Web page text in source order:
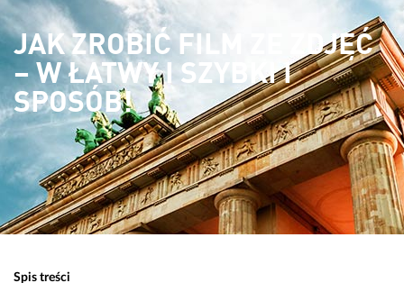
JAK ZROBIĆ FILM ZE ZDJĘĆ
– W ŁATWY I SZYBKI I
SPOSÓB!
Spis treści